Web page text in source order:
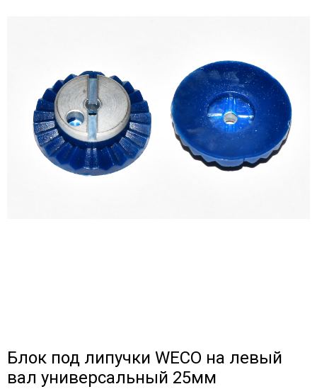
Блок под липучки WECO на левый
вал универсальный 25мм